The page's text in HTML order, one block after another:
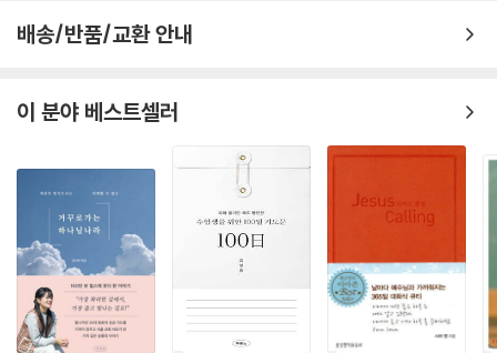
배송/반품/교환 안내
이 분야 베스트셀러